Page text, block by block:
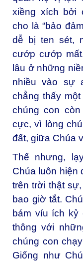
xiềng xích bởi
cho là “bảo
dễ bị ten sét,
cướp cướp
lâu ở những
nhiều vào sự
chẳng thấy
chúng con
cực, vì lòng
đất, giữa Chúa
Thế nhưng,
Chúa luôn hiện
trên trời thật
bao giờ tắt.
bám víu ích kỷ
thông với
chúng con
Giống như